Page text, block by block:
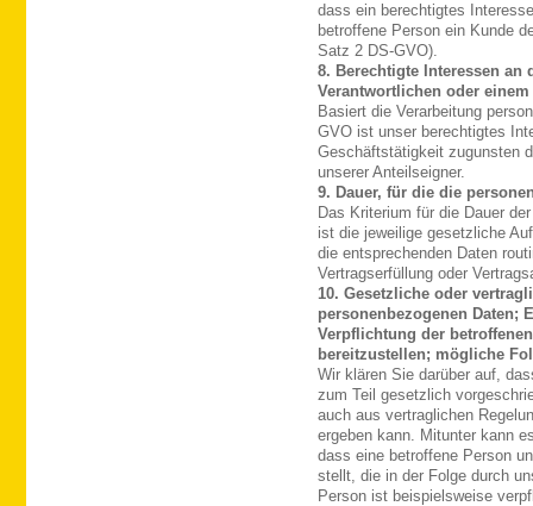
dass ein berechtigtes
betroffene Person ein Kunde
Satz 2 DS-GVO).
8. Berechtigte Interessen an
Verantwortlichen oder
Basiert die Verarbeitung
GVO ist unser berechtigtes
Geschäftstätigkeit zugunsten
unserer Anteilseigner.
9. Dauer, für die die
Das Kriterium für die Dauer
ist die jeweilige gesetzliche
die entsprechenden Daten
Vertragserfüllung oder
10. Gesetzliche oder
personenbezogenen Daten;
Verpflichtung der
bereitzustellen; mögliche
Wir klären Sie darüber auf,
zum Teil gesetzlich
auch aus vertraglichen
ergeben kann. Mitunter kann
dass eine betroffene Person
stellt, die in der Folge durch
Person ist beispielsweise